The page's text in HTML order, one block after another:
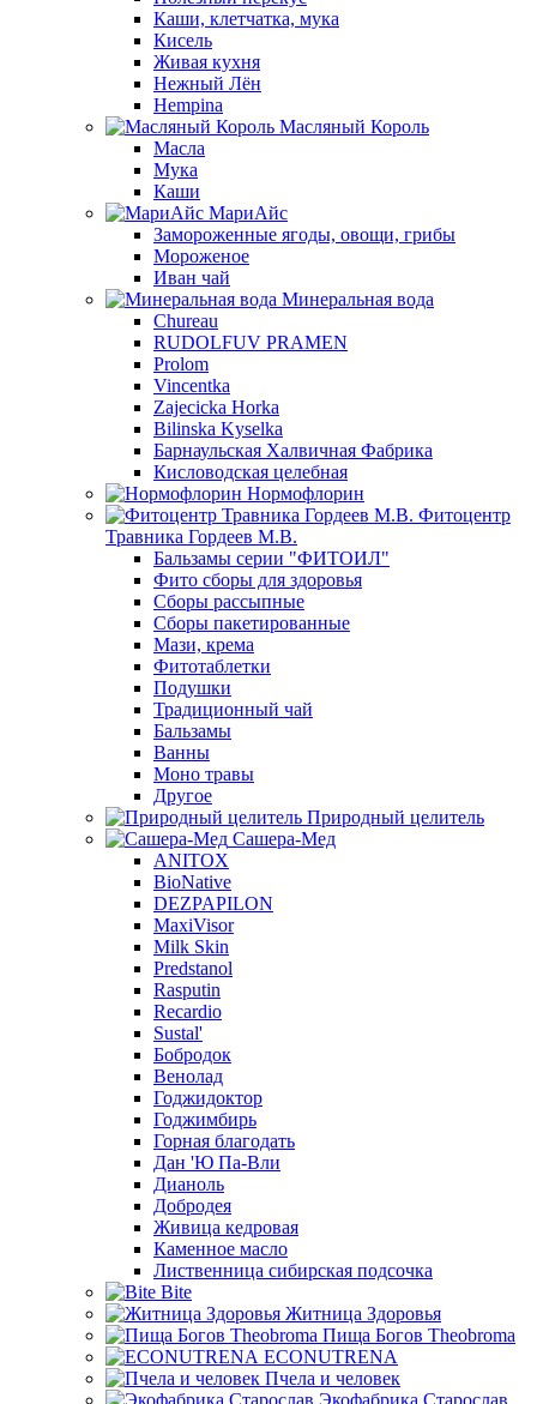
Каши, клетчатка, мука
Кисель
Живая кухня
Нежный Лён
Hempina
Масляный Король
Масла
Мука
Каши
МариАйс
Замороженные ягоды, овощи, грибы
Мороженое
Иван чай
Минеральная вода
Chureau
RUDOLFUV PRAMEN
Prolom
Vincentka
Zajecicka Horka
Bilinska Kyselka
Барнаульская Халвичная Фабрика
Кисловодская целебная
Нормофлорин
Фитоцентр
Травника Гордеев М.В.
Бальзамы серии "ФИТОИЛ"
Фито сборы для здоровья
Сборы рассыпные
Сборы пакетированные
Мази, крема
Фитотаблетки
Подушки
Традиционный чай
Бальзамы
Ванны
Моно травы
Другое
Природный целитель
Сашера-Мед
ANITOX
BioNative
DEZPAPILON
MaxiVisor
Milk Skin
Predstanol
Rasputin
Recardio
Sustal'
Бобродок
Венолад
Годжидоктор
Годжимбирь
Горная благодать
Дан 'Ю Па-Вли
Дианоль
Добродея
Живица кедровая
Каменное масло
Лиственница сибирская подсочка
Bite
Житница Здоровья
Пища Богов Theobroma
ECONUTRENA
Пчела и человек
Экофабрика Старослав